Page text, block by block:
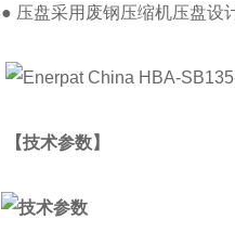
● 压盘采用废钢压缩机压盘设
【技术参数】